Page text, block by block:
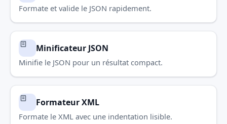
Formate et valide le JSON rapidement.
Minificateur JSON
Minifie le JSON pour un résultat compact.
Formateur XML
Formate le XML avec une indentation lisible.